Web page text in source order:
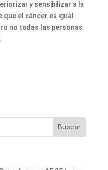
y sensibilizar a la
el cáncer es igual
no todas las personas